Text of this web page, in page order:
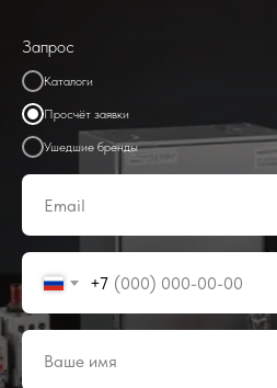
Запрос
Каталоги
Просчёт заявки
Ушедшие бренды
+7